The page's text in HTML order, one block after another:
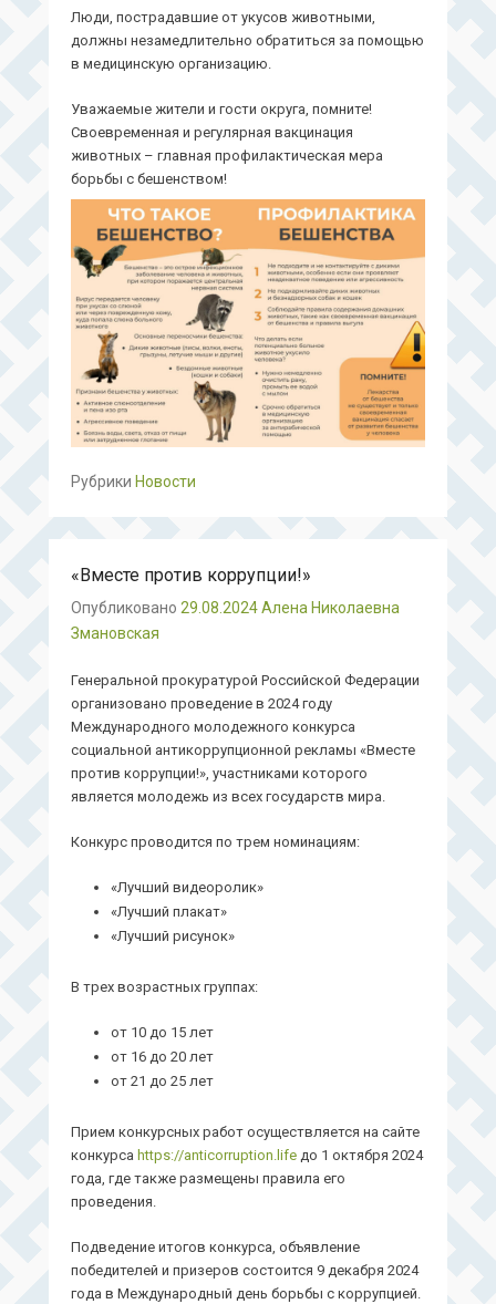
Люди, пострадавшие от укусов животными,
должны незамедлительно обратиться за помощью
в медицинскую организацию.
Уважаемые жители и гости округа, помните!
Своевременная и регулярная вакцинация
животных – главная профилактическая мера
борьбы с бешенством!
Рубрики Новости
«Вместе против коррупции!»
Опубликовано 29.08.2024Алена Николаевна
Змановская
Генеральной прокуратурой Российской Федерации
организовано проведение в 2024 году
Международного молодежного конкурса
социальной антикоррупционной рекламы «Вместе
против коррупции!», участниками которого
является молодежь из всех государств мира.
Конкурс проводится по трем номинациям:
«Лучший видеоролик»
«Лучший плакат»
«Лучший рисунок»
В трех возрастных группах:
от 10 до 15 лет
от 16 до 20 лет
от 21 до 25 лет
Прием конкурсных работ осуществляется на сайте
конкурса https://anticorruption.life до 1 октября 2024
года, где также размещены правила его
проведения.
Подведение итогов конкурса, объявление
победителей и призеров состоится 9 декабря 2024
года в Международный день борьбы с коррупцией.